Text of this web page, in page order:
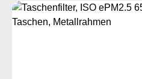
Bildergalerie überspringen